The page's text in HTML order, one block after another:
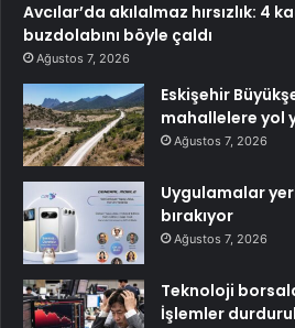
Avcılar’da akılalmaz hırsızlık: 4
buzdolabını böyle çaldı
Ağustos 7, 2026
Eskişehir
mahallelere yol
Ağustos 7, 2026
Uygulamalar
bırakıyor
Ağustos 7, 2026
Teknoloji
İşlemler